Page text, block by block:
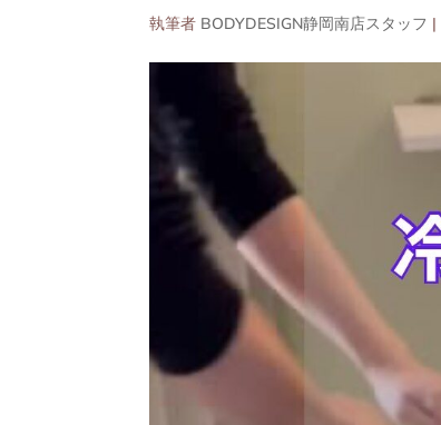
執筆者 BODYDESIGN静岡南店スタッフ |